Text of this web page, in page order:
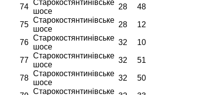
74
Старокостянтинівське
шосе
28 48
75
Старокостянтинівське
шосе
28 12
76
Старокостянтинівське
шосе
32 10
77
Старокостянтинівське
шосе
32 51
78
Старокостянтинівське
шосе
32 50
Старокостянтинівське